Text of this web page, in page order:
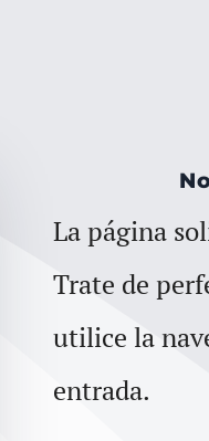
La página
Trate de
utilice la
entrada.